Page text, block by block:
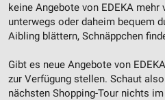
keine Angebote von EDEKA
unterwegs oder daheim bequem
Aibling blättern, Schnäppchen
Gibt es neue Angebote von
zur Verfügung stellen. Schaut
nächsten Shopping-Tour nichts